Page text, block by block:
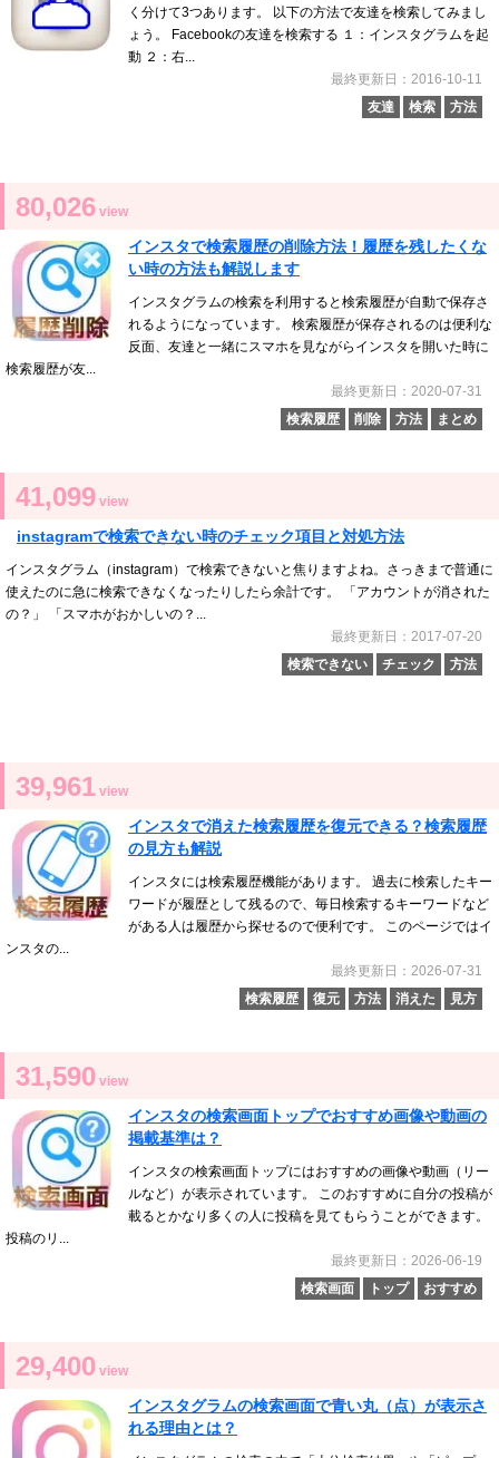
く分けて3つあります。 以下の方法で友達を検索してみまし
ょう。 Facebookの友達を検索する １：インスタグラムを起
動 ２：右...
最終更新日：2016-10-11
友達
検索 方法
80,026 view
インスタで検索履歴の削除方法！履歴を残したくな
い時の方法も解説します
インスタグラムの検索を利用すると検索履歴が自動で保存さ
れるようになっています。 検索履歴が保存されるのは便利な
反面、友達と一緒にスマホを見ながらインスタを開いた時に
検索履歴が友...
最終更新日：2020-07-31
検索履歴
削除 方法 まとめ
41,099 view
instagramで検索できない時のチェック項目と対処方法
インスタグラム（instagram）で検索できないと焦りますよね。さっきまで普通に
使えたのに急に検索できなくなったりしたら余計です。 「アカウントが消された
の？」 「スマホがおかしいの？...
最終更新日：2017-07-20
検索できない
チェック 方法
39,961 view
インスタで消えた検索履歴を復元できる？検索履歴
の見方も解説
インスタには検索履歴機能があります。 過去に検索したキー
ワードが履歴として残るので、毎日検索するキーワードなど
がある人は履歴から探せるので便利です。 このページではイ
ンスタの...
最終更新日：2026-07-31
検索履歴
復元 方法 消えた 見方
31,590 view
インスタの検索画面トップでおすすめ画像や動画の
掲載基準は？
インスタの検索画面トップにはおすすめの画像や動画（リー
ルなど）が表示されています。 このおすすめに自分の投稿が
載るとかなり多くの人に投稿を見てもらうことができます。
投稿のリ...
最終更新日：2026-06-19
検索画面
トップ おすすめ
29,400 view
インスタグラムの検索画面で青い丸（点）が表示さ
れる理由とは？